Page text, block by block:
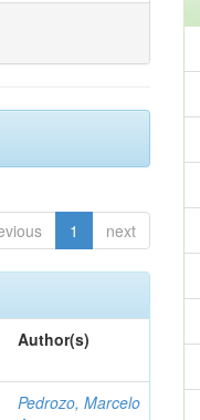
1 next
Author(s)
Pedrozo, Marcelo